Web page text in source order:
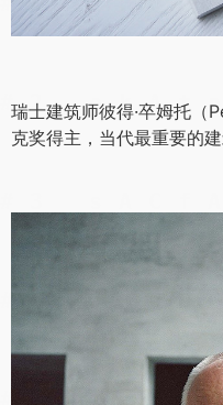
瑞士建筑师彼得·卒姆托
克奖得主，当代最重要的建